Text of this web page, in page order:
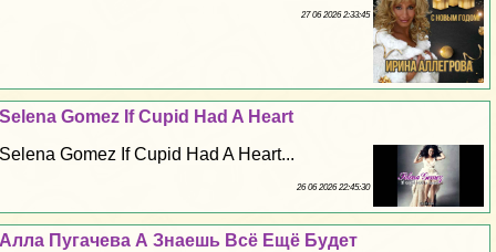
27 06 2026 2:33:45
Selena Gomez If Cupid Had A Heart
Selena Gomez If Cupid Had A Heart...
26 06 2026 22:45:30
Алла Пугачева А Знаешь Всё Ещё Будет